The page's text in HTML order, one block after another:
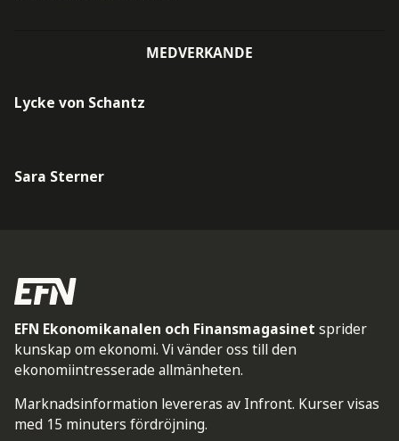
MEDVERKANDE
Lycke von Schantz
Sara Sterner
EFN Ekonomikanalen och Finansmagasinet sprider
kunskap om ekonomi. Vi vänder oss till den
ekonomiintresserade allmänheten.
Marknadsinformation levereras av Infront. Kurser visas
med 15 minuters fördröjning.